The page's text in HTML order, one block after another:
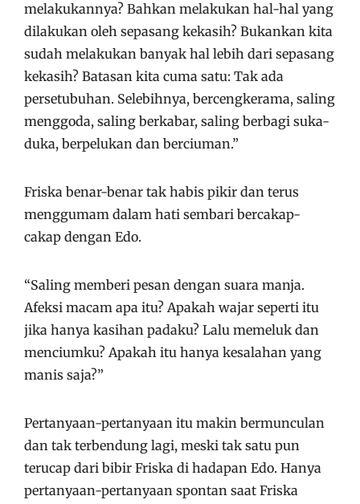
melakukannya? Bahkan melakukan hal-hal yang
dilakukan oleh sepasang kekasih? Bukankan kita
sudah melakukan banyak hal lebih dari sepasang
kekasih? Batasan kita cuma satu: Tak ada
persetubuhan. Selebihnya, bercengkerama, saling
menggoda, saling berkabar, saling berbagi suka-
duka, berpelukan dan berciuman.”
Friska benar-benar tak habis pikir dan terus
menggumam dalam hati sembari bercakap-
cakap dengan Edo.
“Saling memberi pesan dengan suara manja.
Afeksi macam apa itu? Apakah wajar seperti itu
jika hanya kasihan padaku? Lalu memeluk dan
menciumku? Apakah itu hanya kesalahan yang
manis saja?”
Pertanyaan-pertanyaan itu makin bermunculan
dan tak terbendung lagi, meski tak satu pun
terucap dari bibir Friska di hadapan Edo. Hanya
pertanyaan-pertanyaan spontan saat Friska